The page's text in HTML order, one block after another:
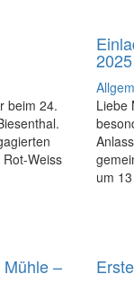
beim 24.
Weiss
2025
Liebe
um
–